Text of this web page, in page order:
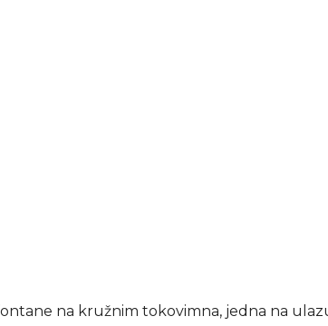
na kružnim tokovimna, jedna na